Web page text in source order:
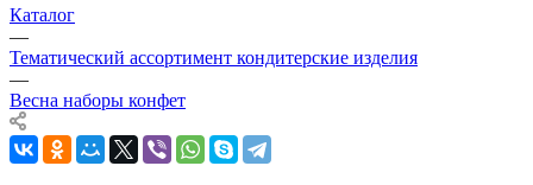
Каталог
—
Тематический ассортимент кондитерские изделия
—
Весна наборы конфет